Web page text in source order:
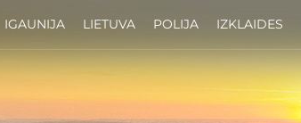
IGAUNIJA LIETUVA POLIJA IZKLAIDES